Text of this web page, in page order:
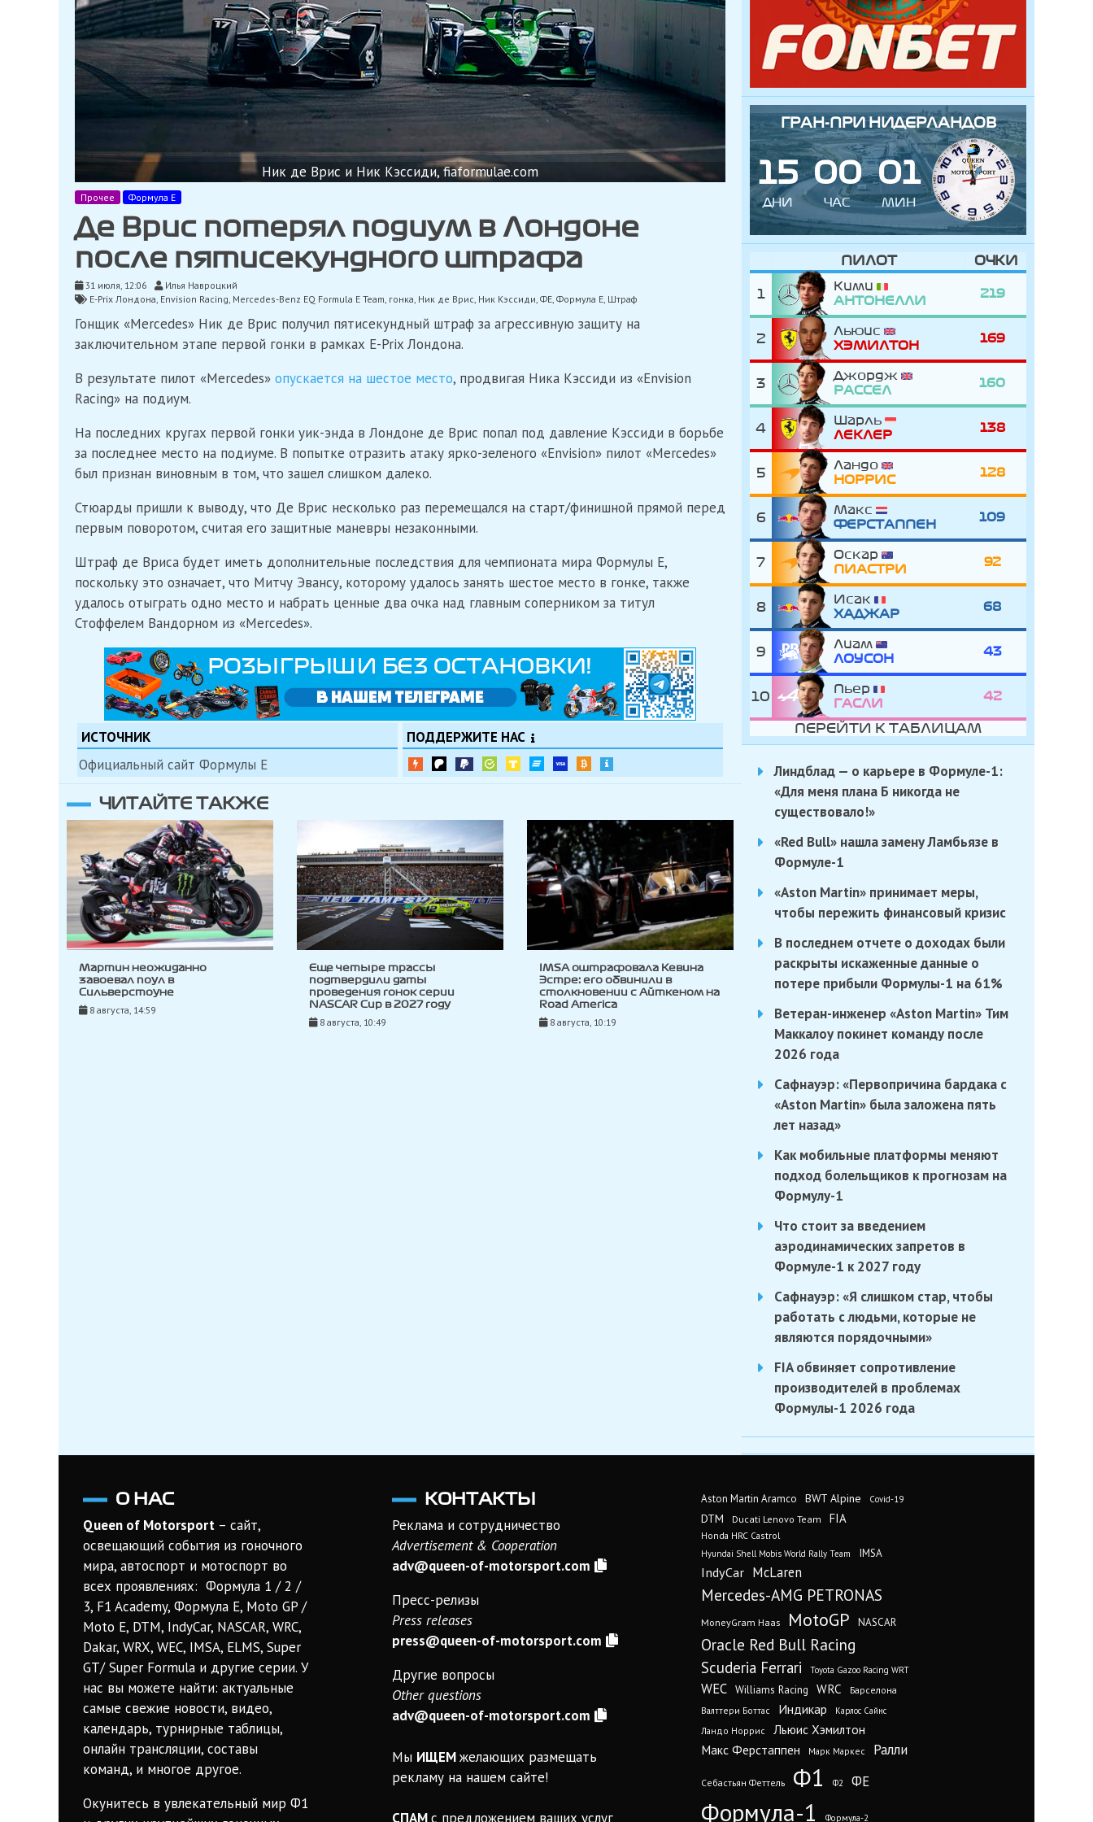
Ник де Врис и Ник Кэссиди, fiaformulae.com
Прочее Формула Е
Де Врис потерял подиум в Лондоне
после пятисекундного штрафа
31 июля, 12:06
Илья Навроцкий
E-Prix Лондона, Envision Racing, Mercedes-Benz EQ Formula E Team, гонка, Ник де Врис, Ник Кэссиди, ФЕ, Формула Е, Штраф
Гонщик «Mercedes» Ник де Врис получил пятисекундный штраф за агрессивную защиту на
заключительном этапе первой гонки в рамках E-Prix Лондона.
В результате пилот «Mercedes» опускается на шестое место, продвигая Ника Кэссиди из «Envision
Racing» на подиум.
На последних кругах первой гонки уик-энда в Лондоне де Врис попал под давление Кэссиди в борьбе
за последнее место на подиуме. В попытке отразить атаку ярко-зеленого «Envision» пилот «Mercedes»
был признан виновным в том, что зашел слишком далеко.
Стюарды пришли к выводу, что Де Врис несколько раз перемещался на старт/финишной прямой перед
первым поворотом, считая его защитные маневры незаконными.
Штраф де Вриса будет иметь дополнительные последствия для чемпионата мира Формулы Е,
поскольку это означает, что Митчу Эвансу, которому удалось занять шестое место в гонке, также
удалось отыграть одно место и набрать ценные два очка над главным соперником за титул
Стоффелем Вандорном из «Mercedes».
ИСТОЧНИК
Официальный сайт Формулы Е
ПОДДЕРЖИТЕ НАС
ЧИТАЙТЕ ТАКЖЕ
Мартин неожиданно
завоевал поул в
Сильверстоуне
8 августа, 14:59
Еще четыре трассы
подтвердили даты
проведения гонок серии
NASCAR Cup в 2027 году
8 августа, 10:49
IMSA оштрафовала Кевина
Эстре: его обвинили в
столкновении с Айткеном на
Road America
8 августа, 10:19
ГРАН-ПРИ НИДЕРЛАНДОВ
15
ДНИ
00
ЧАС
01
МИН
ПИЛОТ ОЧКИ
1
Кими
АНТОНЕЛЛИ
219
2
Льюис
ХЭМИЛТОН
169
3
Джордж
РАССЕЛ
160
4
Шарль
ЛЕКЛЕР
138
5
Ландо
НОРРИС
128
6
Макс
ФЕРСТАППЕН
109
7
Оскар
ПИАСТРИ
92
8
Исак
ХАДЖАР
68
9
Лиам
ЛОУСОН
43
10
Пьер
ГАСЛИ
42
ПЕРЕЙТИ К ТАБЛИЦАМ
Линдблад — о карьере в Формуле-1:
«Для меня плана Б никогда не
существовало!»
«Red Bull» нашла замену Ламбьязе в
Формуле-1
«Aston Martin» принимает меры,
чтобы пережить финансовый кризис
В последнем отчете о доходах были
раскрыты искаженные данные о
потере прибыли Формулы-1 на 61%
Ветеран-инженер «Aston Martin» Тим
Маккалоу покинет команду после
2026 года
Сафнауэр: «Первопричина бардака с
«Aston Martin» была заложена пять
лет назад»
Как мобильные платформы меняют
подход болельщиков к прогнозам на
Формулу-1
Что стоит за введением
аэродинамических запретов в
Формуле-1 к 2027 году
Сафнауэр: «Я слишком стар, чтобы
работать с людьми, которые не
являются порядочными»
FIA обвиняет сопротивление
производителей в проблемах
Формулы-1 2026 года
О НАС
Queen of Motorsport – сайт,
освещающий события из гоночного
мира, автоспорт и мотоспорт во
всех проявлениях: Формула 1 / 2 /
3, F1 Academy, Формула Е, Moto GP /
Moto E, DTM, IndyCar, NASCAR, WRC,
Dakar, WRX, WEC, IMSA, ELMS, Super
GT/ Super Formula и другие серии. У
нас вы можете найти: актуальные
самые свежие новости, видео,
календарь, турнирные таблицы,
онлайн трансляции, составы
команд, и многое другое.
Окунитесь в увлекательный мир Ф1
КОНТАКТЫ
Реклама и сотрудничество
Advertisement & Cooperation
adv@queen-of-motorsport.com
Пресс-релизы
Press releases
press@queen-of-motorsport.com
Другие вопросы
Other questions
adv@queen-of-motorsport.com
Мы ИЩЕМжелающих размещать
рекламу на нашем сайте!
СПАМс предложением ваших услуг
Aston Martin Aramco BWT Alpine Covid-19
DTM Ducati Lenovo Team FIA
Honda HRC Castrol
Hyundai Shell Mobis World Rally Team IMSA
IndyCar McLaren
Mercedes-AMG PETRONAS
MoneyGram Haas MotoGP NASCAR
Oracle Red Bull Racing
Scuderia Ferrari Toyota Gazoo Racing WRT
WEC Williams Racing WRC
Барселона
Валттери Боттас
Индикар Карлос Сайнс
Ландо Норрис
Льюис Хэмилтон
Макс Ферстаппен
Марк Маркес Ралли
Себастьян Феттель Ф1 Ф2 ФЕ
Формула-1 Формула-2